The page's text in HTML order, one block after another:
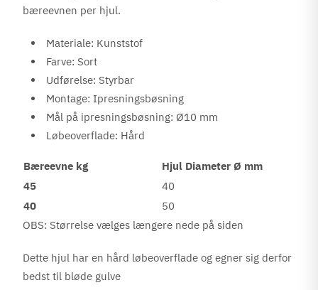
bæreevnen per hjul.
Materiale: Kunststof
Farve: Sort
Udførelse: Styrbar
Montage: Ipresningsbøsning
Mål på ipresningsbøsning: Ø10 mm
Løbeoverflade: Hård
Bæreevne kg
Hjul Diameter Ø mm
45
40
40
50
OBS: Størrelse vælges længere nede på siden
Dette hjul har en hård løbeoverflade og egner sig derfor
bedst til bløde gulve